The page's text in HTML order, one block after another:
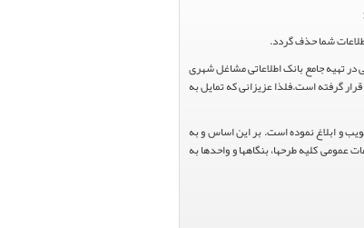
شما حذف گردد.
و کمک به جامعه بازاریابی و اقتصاد کشور عزیزمان این وب سایت را راه اندازی نموده و با تلاش و کوشش 4 ساله سعی در تهیه جامع بانک اطلاعاتی مشاغل شهری
گرفته است.فلذا عزیزانی که تمایل به
شماره 99517/ت49016 ه مورخ 01/09/1393، آیین نامه اجرایی قانون انتشار و دسترسی آزاد به اطلاعات مصوب سال 1388 را تصویب و ابلاغ نموده است. بر این اساس و به
وزارت متبوع مبنی بر اینکه اطلاعات عمومی کلیه طرحها، بنگاهها و واحدها به